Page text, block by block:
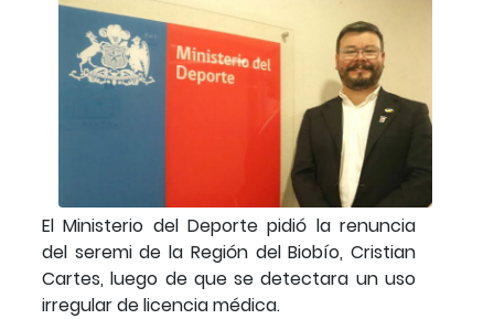
El Ministerio del Deporte pidió la renuncia
del seremi de la Región del Biobío, Cristian
Cartes, luego de que se detectara un uso
irregular de licencia médica.